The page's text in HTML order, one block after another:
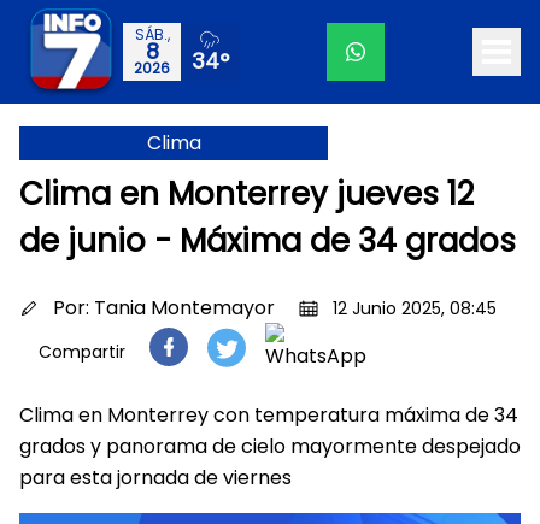
SÁB.,
8
2026 34°
Clima
Clima en Monterrey jueves 12
de junio - Máxima de 34 grados
Por: Tania Montemayor
12 Junio 2025, 08:45
Compartir
Clima en Monterrey con temperatura máxima de 34
grados y panorama de cielo mayormente despejado
para esta jornada de viernes